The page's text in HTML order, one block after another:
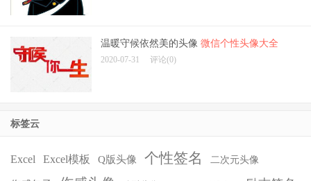
温暖守候依然美的头像 微信个性头像大全
2020-07-31 评论(0)
标签云
Excel Excel模板 Q版头像 个性签名 二次元头像